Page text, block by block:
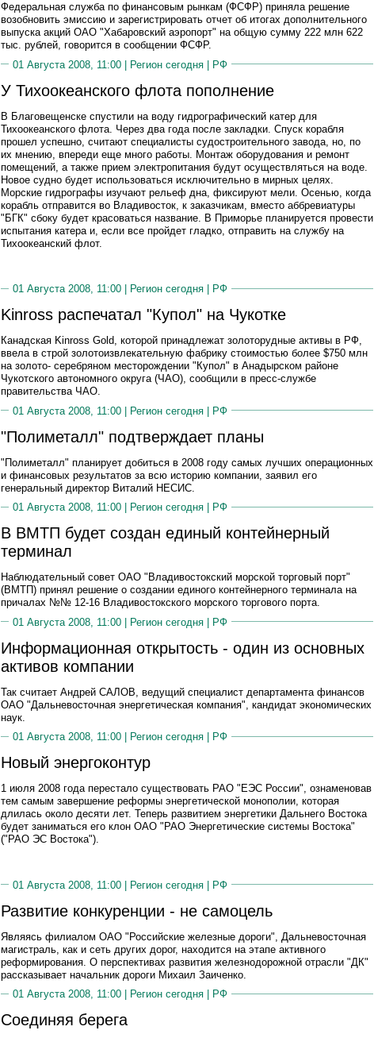
Федеральная служба по финансовым рынкам (ФСФР) приняла решение
возобновить эмиссию и зарегистрировать отчет об итогах дополнительного
выпуска акций ОАО "Хабаровский аэропорт" на общую сумму 222 млн 622
тыс. рублей, говорится в сообщении ФСФР.
01 Августа 2008, 11:00 | Регион сегодня | РФ
У Тихоокеанского флота пополнение
В Благовещенске спустили на воду гидрографический катер для
Тихоокеанского флота. Через два года после закладки. Спуск корабля
прошел успешно, считают специалисты судостроительного завода, но, по
их мнению, впереди еще много работы. Монтаж оборудования и ремонт
помещений, а также прием электропитания будут осуществляться на воде.
Новое судно будет использоваться исключительно в мирных целях.
Морские гидрографы изучают рельеф дна, фиксируют мели. Осенью, когда
корабль отправится во Владивосток, к заказчикам, вместо аббревиатуры
"БГК" сбоку будет красоваться название. В Приморье планируется провести
испытания катера и, если все пройдет гладко, отправить на службу на
Тихоокеанский флот.
01 Августа 2008, 11:00 | Регион сегодня РФ
Kinross распечатал "Купол" на Чукотке
Канадская Kinross Gold, которой принадлежат золоторудные активы в РФ,
ввела в строй золотоизвлекательную фабрику стоимостью более $750 млн
на золото- серебряном месторождении "Купол" в Анадырском районе
Чукотского автономного округа (ЧАО), сообщили в пресс-службе
правительства ЧАО.
01 Августа 2008, 11:00 | Регион сегодня | РФ
"Полиметалл" подтверждает планы
"Полиметалл" планирует добиться в 2008 году самых лучших операционных
и финансовых результатов за всю историю компании, заявил его
генеральный директор Виталий НЕСИС.
01 Августа 2008, 11:00 |
Регион сегодня РФ
В ВМТП будет создан единый контейнерный
терминал
Наблюдательный совет ОАО "Владивостокский морской торговый порт"
(ВМТП) принял решение о создании единого контейнерного терминала на
причалах №№ 12-16 Владивостокского морского торгового порта.
01 Августа 2008, 11:00 | Регион сегодня | РФ
Информационная открытость - один из основных
активов компании
Так считает Андрей САЛОВ, ведущий специалист департамента финансов
ОАО "Дальневосточная энергетическая компания", кандидат экономических
наук.
01 Августа 2008, 11:00 |
Регион сегодня РФ
Новый энергоконтур
1 июля 2008 года перестало существовать РАО "ЕЭС России", ознаменовав
тем самым завершение реформы энергетической монополии, которая
длилась около десяти лет. Теперь развитием энергетики Дальнего Востока
будет заниматься его клон ОАО "РАО Энергетические системы Востока"
("РАО ЭС Востока").
01 Августа 2008, 11:00 | Регион сегодня | РФ
Развитие конкуренции - не самоцель
Являясь филиалом ОАО "Российские железные дороги", Дальневосточная
магистраль, как и сеть других дорог, находится на этапе активного
реформирования. О перспективах развития железнодорожной отрасли "ДК"
рассказывает начальник дороги Михаил Заиченко.
01 Августа 2008, 11:00 |
Регион сегодня РФ
Соединяя берега